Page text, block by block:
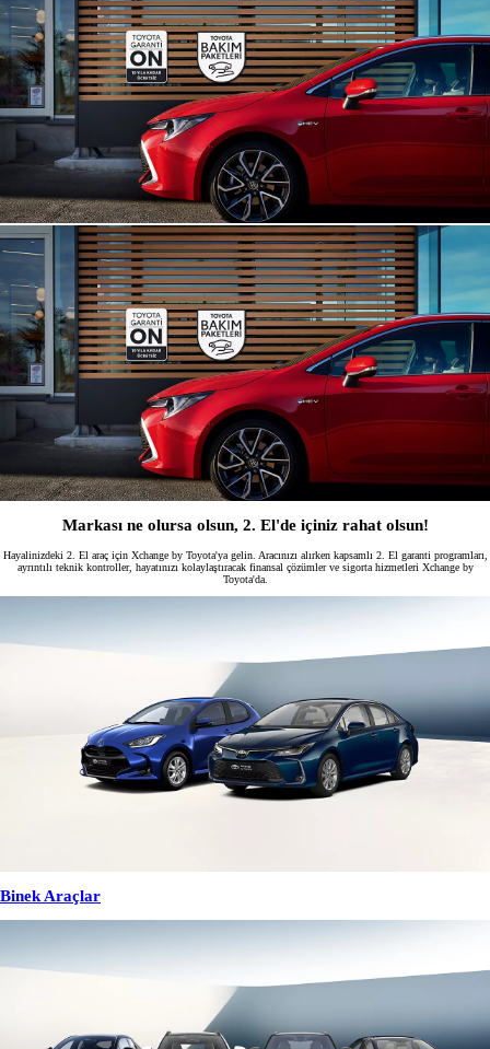
Markası ne olursa olsun, 2. El'de içiniz rahat olsun!
Hayalinizdeki 2. El araç için Xchange by Toyota'ya gelin. Aracınızı alırken kapsamlı 2. El garanti programları,
ayrıntılı teknik kontroller, hayatınızı kolaylaştıracak finansal çözümler ve sigorta hizmetleri Xchange by
Toyota'da.
Binek Araçlar